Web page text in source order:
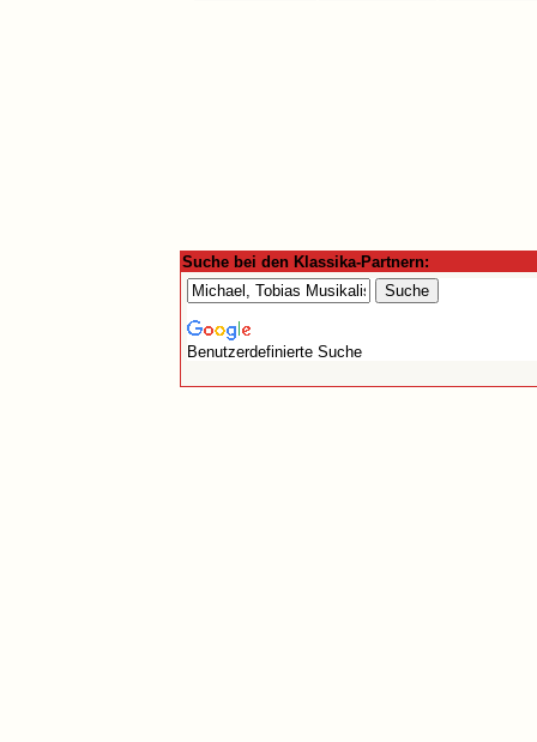
Suche bei den Klassika-Partnern:
Benutzerdefinierte Suche